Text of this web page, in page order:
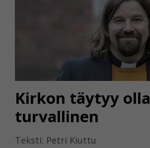
Kirkon täytyy olla
turvallinen
Teksti: Petri Kiuttu